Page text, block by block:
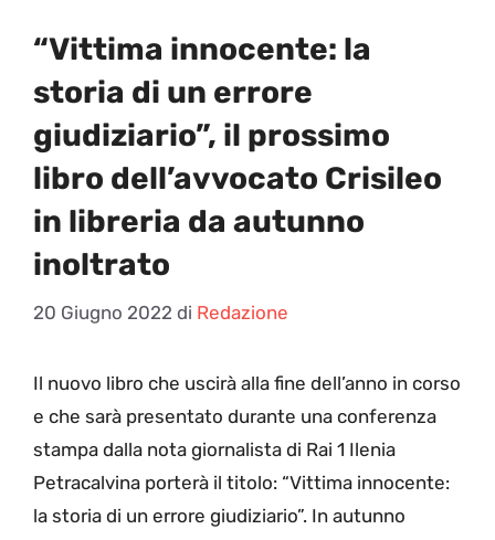
“Vittima innocente: la
storia di un errore
giudiziario”, il prossimo
libro dell’avvocato Crisileo
in libreria da autunno
inoltrato
20 Giugno 2022 di Redazione
Il nuovo libro che uscirà alla fine dell’anno in corso
e che sarà presentato durante una conferenza
stampa dalla nota giornalista di Rai 1 Ilenia
Petracalvina porterà il titolo: “Vittima innocente:
la storia di un errore giudiziario”. In autunno